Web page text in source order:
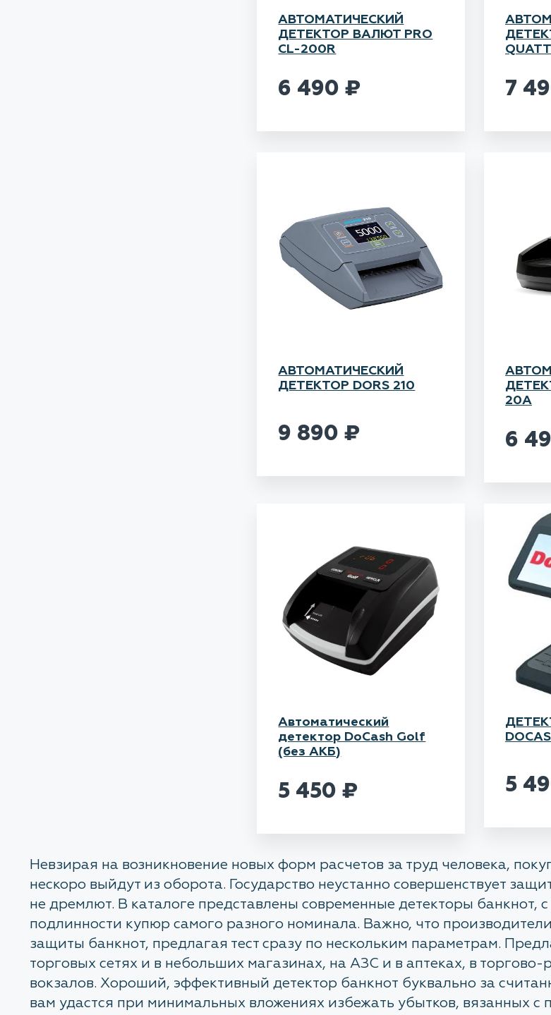
АВТОМАТИЧЕСКИЙ
ДЕТЕКТОР ВАЛЮТ PRO
CL-200R
6 490₽ 7
АВТОМАТИЧЕСКИЙ
ДЕТЕКТОР DORS 210
9 890₽
20A
6
Автоматический
детектор DoCash Golf
(без АКБ)
5 450₽ 5
Невзирая на возникновение новых форм расчетов за труд человека,
нескоро выйдут из оборота. Государство неустанно совершенствует
не дремлют. В каталоге представлены современные детекторы
подлинности купюр самого разного номинала. Важно, что
защиты банкнот, предлагая тест сразу по нескольким параметрам.
торговых сетях и в небольших магазинах, на АЗС и в аптеках, в торгово-
вокзалов. Хороший, эффективный детектор банкнот буквально за
вам удастся при минимальных вложениях избежать убытков, вязанных